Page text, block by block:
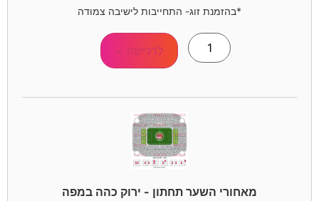
*בהזמנת זוג- התחייבות לישיבה צמודה
לרכישה >
מאחורי השער תחתון - ירוק כהה במפה